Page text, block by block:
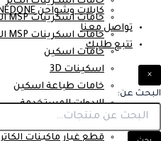
خامات اسكرينات MSP الكاتر
خامات اسكرينات MSP الليزر
خامات اسكين
اسكينات 3D
خامات طباعة اسكين
الادوات المستخدمة
استاندات عرض
قطع غيار ماكينات الكاتر
كابلات وشواحن ONEDONE
تواصل معنا
تتبع طلبك
×
البحث عن: